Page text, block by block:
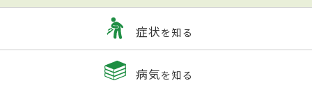
症状を知る
病気を知る